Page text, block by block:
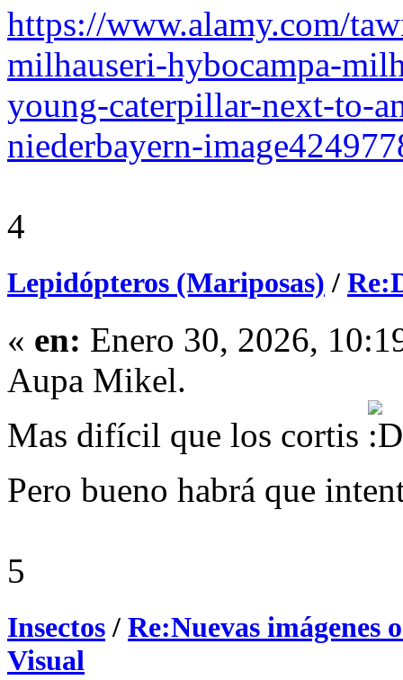
https://www.alamy.com/
milhauseri-hybocampa-
young-caterpillar-next-to-
niederbayern-
4
Lepidópteros (Mariposas) /
« en: Enero 30, 2026,
Aupa Mikel.
Mas difícil que los cortis
Pero bueno habrá que
5
Insectos / Re:Nuevas imágenes
Visual